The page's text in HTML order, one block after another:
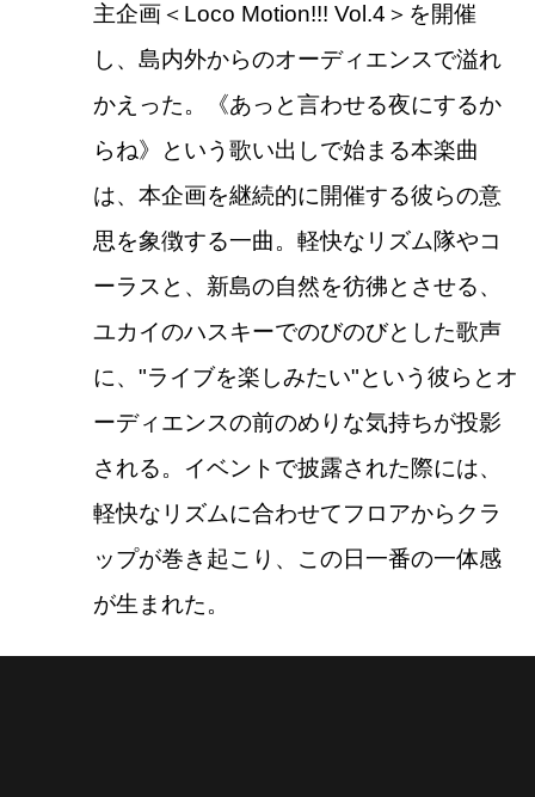
主企画＜Loco Motion!!! Vol.4＞を開催
し、島内外からのオーディエンスで溢れ
かえった。《あっと言わせる夜にするか
らね》という歌い出しで始まる本楽曲
は、本企画を継続的に開催する彼らの意
思を象徴する一曲。軽快なリズム隊やコ
ーラスと、新島の自然を彷彿とさせる、
ユカイのハスキーでのびのびとした歌声
に、"ライブを楽しみたい"という彼らとオ
ーディエンスの前のめりな気持ちが投影
される。イベントで披露された際には、
軽快なリズムに合わせてフロアからクラ
ップが巻き起こり、この日一番の一体感
が生まれた。